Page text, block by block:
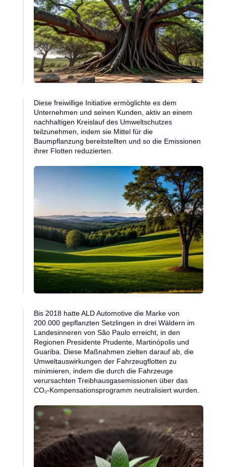
Diese freiwillige Initiative ermöglichte es dem
Unternehmen und seinen Kunden, aktiv an einem
nachhaltigen Kreislauf des Umweltschutzes
teilzunehmen, indem sie Mittel für die
Baumpflanzung bereitstellten und so die Emissionen
ihrer Flotten reduzierten.
Bis 2018 hatte ALD Automotive die Marke von
200.000 gepflanzten Setzlingen in drei Wäldern im
Landesinneren von São Paulo erreicht, in den
Regionen Presidente Prudente, Martinópolis und
Guariba. Diese Maßnahmen zielten darauf ab, die
Umweltauswirkungen der Fahrzeugflotten zu
minimieren, indem die durch die Fahrzeuge
verursachten Treibhausgasemissionen über das
CO₂-Kompensationsprogramm neutralisiert wurden.